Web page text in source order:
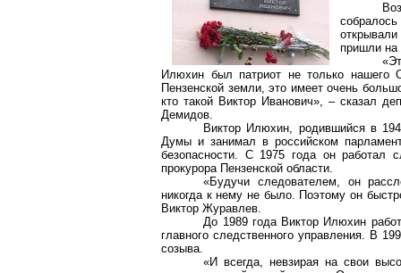
пришли на
Илюхин был патриот не только
Пензенской земли, это имеет очень
кто такой Виктор Иванович», – сказал
Демидов.
Виктор Илюхин, родившийся в
Думы и занимал в российском
безопасности. С 1975 года он работал
прокурора Пензенской области.
«Будучи следователем, он
никогда к нему не было. Поэтому он
Виктор Журавлев.
До 1989 года Виктор Илюхин
главного следственного управления. В
созыва.
«И всегда, невзирая на свои